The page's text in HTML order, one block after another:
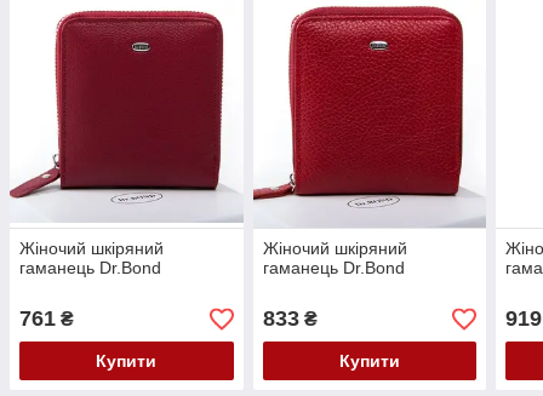
Жіночий шкіряний
гаманець Dr.Bond
761 ₴
Купити
Жіночий шкіряний
гаманець Dr.Bond
833₴
Купити
919